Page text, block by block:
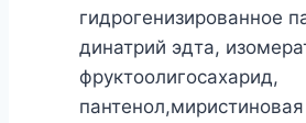
гидрогенизированное
динатрий эдта,
фруктоолигосахарид,